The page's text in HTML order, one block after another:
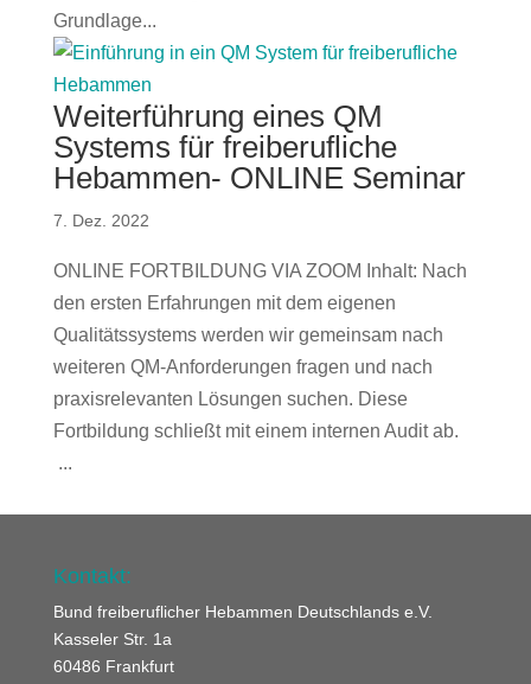
Grundlage...
Weiterführung eines QM
Systems für freiberufliche
Hebammen- ONLINE Seminar
7. Dez. 2022
ONLINE FORTBILDUNG VIA ZOOM Inhalt: Nach
den ersten Erfahrungen mit dem eigenen
Qualitätssystems werden wir gemeinsam nach
weiteren QM-Anforderungen fragen und nach
praxisrelevanten Lösungen suchen. Diese
Fortbildung schließt mit einem internen Audit ab.
...
Kontakt:
Bund freiberuflicher Hebammen Deutschlands e.V.
Kasseler Str. 1a
60486 Frankfurt